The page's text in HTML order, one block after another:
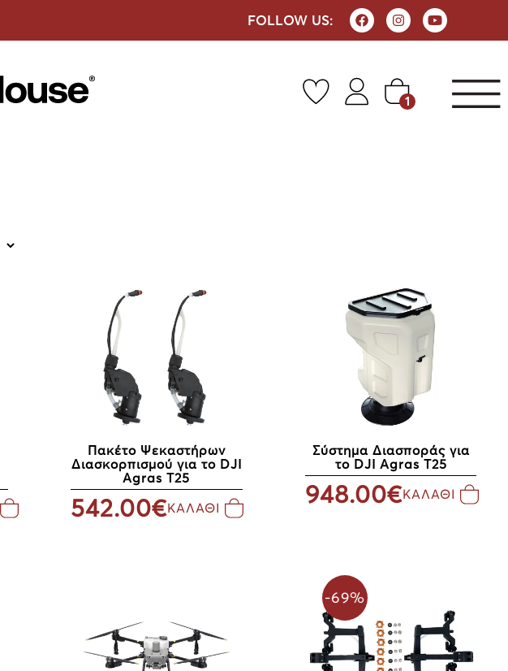
FOLLOW US:
1
Πακέτο Ψεκαστήρων
Διασκορπισμού για το DJI
Agras T25
542.00€ΚΑΛΑΘΙ
Σύστημα Διασποράς για
το DJI Agras T25
948.00€ΚΑΛΑΘΙ
-69%